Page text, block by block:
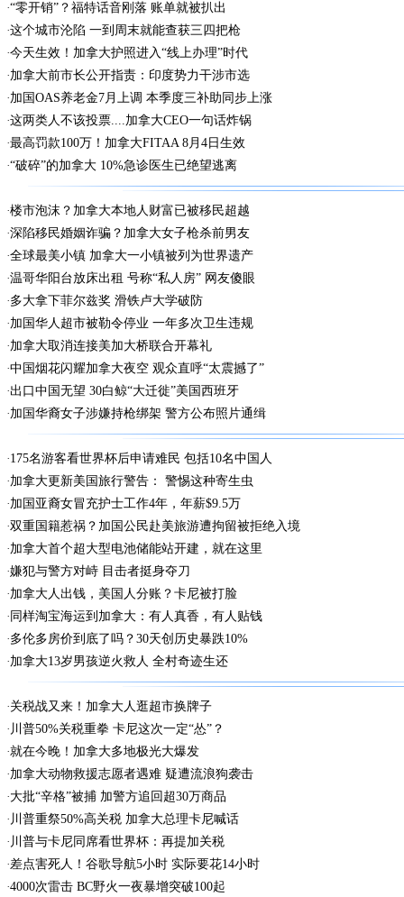
“零开销”？福特话音刚落 账单就被扒出
这个城市沦陷 一到周末就能查获三四把枪
今天生效！加拿大护照进入“线上办理”时代
加拿大前市长公开指责：印度势力干涉市选
加国OAS养老金7月上调 本季度三补助同步上涨
这两类人不该投票....加拿大CEO一句话炸锅
最高罚款100万！加拿大FITAA 8月4日生效
“破碎”的加拿大 10%急诊医生已绝望逃离
楼市泡沫？加拿大本地人财富已被移民超越
深陷移民婚姻诈骗？加拿大女子枪杀前男友
全球最美小镇 加拿大一小镇被列为世界遗产
温哥华阳台放床出租 号称“私人房” 网友傻眼
多大拿下菲尔兹奖 滑铁卢大学破防
加国华人超市被勒令停业 一年多次卫生违规
加拿大取消连接美加大桥联合开幕礼
中国烟花闪耀加拿大夜空 观众直呼“太震撼了”
出口中国无望 30白鲸“大迁徙”美国西班牙
加国华裔女子涉嫌持枪绑架 警方公布照片通缉
175名游客看世界杯后申请难民 包括10名中国人
加拿大更新美国旅行警告： 警惕这种寄生虫
加国亚裔女冒充护士工作4年，年薪$9.5万
双重国籍惹祸？加国公民赴美旅游遭拘留被拒绝入境
加拿大首个超大型电池储能站开建，就在这里
嫌犯与警方对峙 目击者挺身夺刀
加拿大人出钱，美国人分账？卡尼被打脸
同样淘宝海运到加拿大：有人真香，有人贴钱
多伦多房价到底了吗？30天创历史暴跌10%
加拿大13岁男孩逆火救人 全村奇迹生还
关税战又来！加拿大人逛超市换牌子
川普50%关税重拳 卡尼这次一定“怂”？
就在今晚！加拿大多地极光大爆发
加拿大动物救援志愿者遇难 疑遭流浪狗袭击
大批“辛格”被捕 加警方追回超30万商品
川普重祭50%高关税 加拿大总理卡尼喊话
川普与卡尼同席看世界杯：再提加关税
差点害死人！谷歌导航5小时 实际要花14小时
4000次雷击 BC野火一夜暴增突破100起